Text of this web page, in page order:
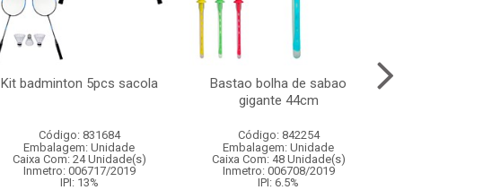
Kit badminton 5pcs sacola
Código: 831684
Embalagem: Unidade
Caixa Com: 24 Unidade(s)
Inmetro: 006717/2019
IPI: 13%
Bastao bolha de sabao
gigante 44cm
Código: 842254
Embalagem: Unidade
Caixa Com: 48 Unidade(s)
Inmetro: 006708/2019
IPI: 6.5%